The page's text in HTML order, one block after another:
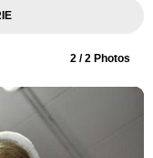
2 / 2 Photos